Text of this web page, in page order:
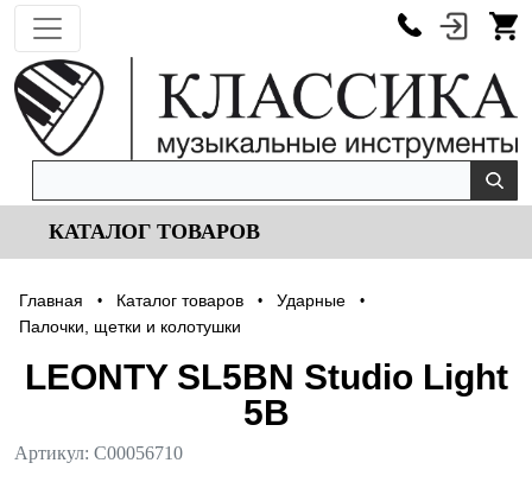
КАТАЛОГ ТОВАРОВ
Главная • Каталог товаров • Ударные •
Палочки, щетки и колотушки
LEONTY SL5BN Studio Light
5В
Артикул: С00056710